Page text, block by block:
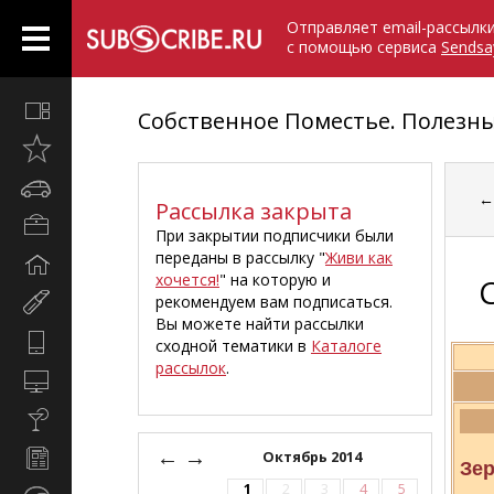
Отправляет email-рассылки
с помощью сервиса
недавно
Компьютеры
Культура,
Собственное Поместье.
Рассылка закрыта
При закрытии подписчики были
переданы в рассылку "Живи как
хочется!" на которую и
рекомендуем вам подписаться.
Вы можете найти рассылки
сходной тематики в Каталоге
рассылок.
← Октябрь 2014
→
1 2 3 4
5
←